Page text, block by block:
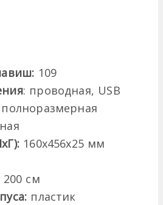
109
: проводная, USB
полноразмерная
160х456х25 мм
200 см
пластик